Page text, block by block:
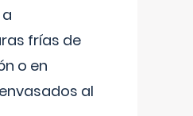
frías de
o en
al